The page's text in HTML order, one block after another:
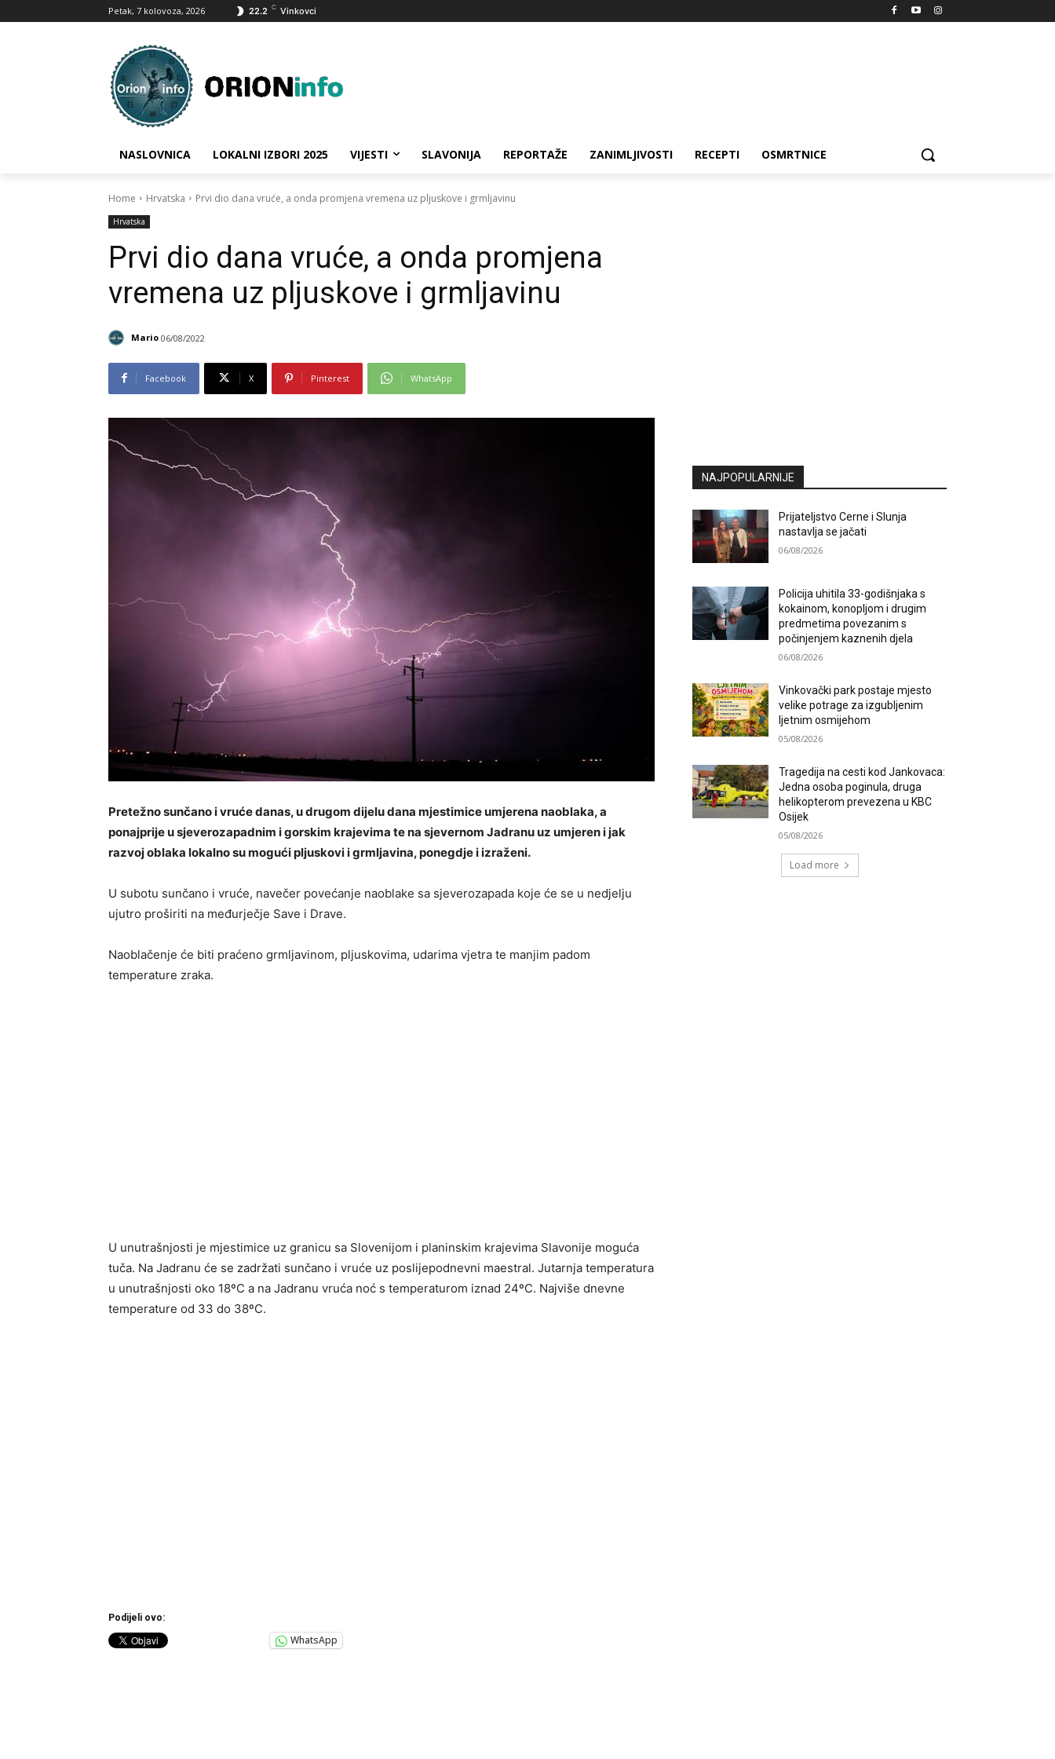
Petak, 7 kolovoza, 2026 22.2 C Vinkovci
NASLOVNICA LOKALNI IZBORI 2025 VIJESTI SLAVONIJA REPORTAŽE ZANIMLJIVOSTI RECEPTI OSMRTNICE
Home Hrvatska Prvi dio dana vruće, a onda promjena vremena uz pljuskove i grmljavinu
Hrvatska
Prvi dio dana vruće, a onda promjena
vremena uz pljuskove i grmljavinu
Mario 06/08/2022
Facebook X Pinterest WhatsApp
Pretežno sunčano i vruće danas, u drugom dijelu dana mjestimice umjerena naoblaka, a
ponajprije u sjeverozapadnim i gorskim krajevima te na sjevernom Jadranu uz umjeren i jak
razvoj oblaka lokalno su mogući pljuskovi i grmljavina, ponegdje i izraženi.
U subotu sunčano i vruće, navečer povećanje naoblake sa sjeverozapada koje će se u nedjelju
ujutro proširiti na međurječje Save i Drave.
Naoblačenje će biti praćeno grmljavinom, pljuskovima, udarima vjetra te manjim padom
temperature zraka.
U unutrašnjosti je mjestimice uz granicu sa Slovenijom i planinskim krajevima Slavonije moguća
tuča. Na Jadranu će se zadržati sunčano i vruće uz poslijepodnevni maestral. Jutarnja temperatura
u unutrašnjosti oko 18ºC a na Jadranu vruća noć s temperaturom iznad 24ºC. Najviše dnevne
temperature od 33 do 38ºC.
Podijeli ovo:
WhatsApp
NAJPOPULARNIJE
Prijateljstvo Cerne i Slunja
nastavlja se jačati
06/08/2026
Policija uhitila 33-godišnjaka s
kokainom, konopljom i drugim
predmetima povezanim s
počinjenjem kaznenih djela
06/08/2026
Vinkovački park postaje mjesto
velike potrage za izgubljenim
ljetnim osmijehom
05/08/2026
Tragedija na cesti kod Jankovaca:
Jedna osoba poginula, druga
helikopterom prevezena u KBC
Osijek
05/08/2026
Load more